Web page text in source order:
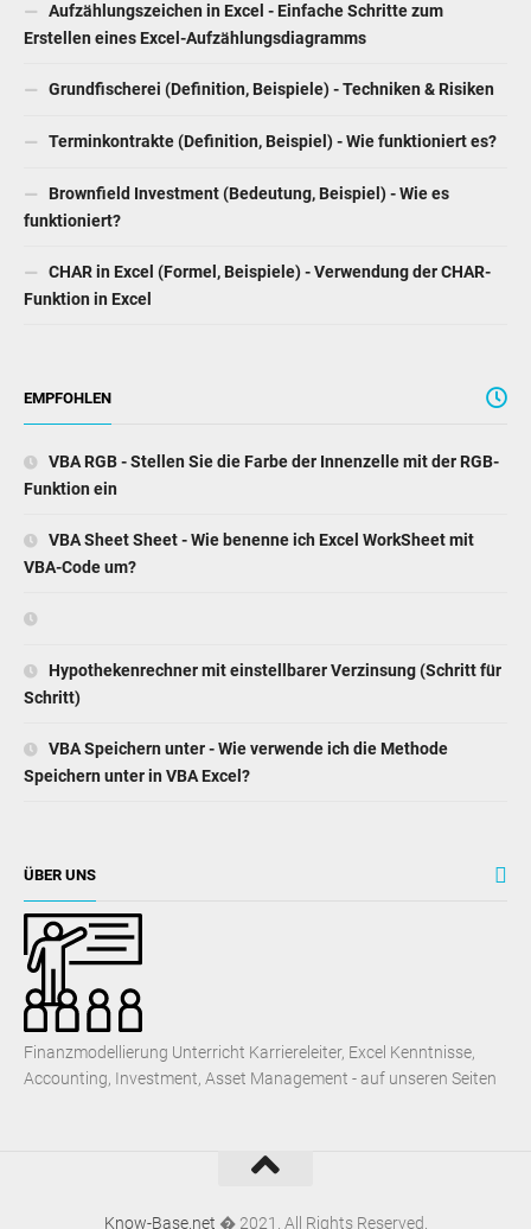
Aufzählungszeichen in Excel - Einfache Schritte zum
Erstellen eines Excel-Aufzählungsdiagramms
Grundfischerei (Definition, Beispiele) - Techniken & Risiken
Terminkontrakte (Definition, Beispiel) - Wie funktioniert es?
Brownfield Investment (Bedeutung, Beispiel) - Wie es
funktioniert?
CHAR in Excel (Formel, Beispiele) - Verwendung der CHAR-
Funktion in Excel
EMPFOHLEN
VBA RGB - Stellen Sie die Farbe der Innenzelle mit der RGB-
Funktion ein
VBA Sheet Sheet - Wie benenne ich Excel WorkSheet mit
VBA-Code um?
Hypothekenrechner mit einstellbarer Verzinsung (Schritt für
Schritt)
VBA Speichern unter - Wie verwende ich die Methode
Speichern unter in VBA Excel?
ÜBER UNS
Finanzmodellierung Unterricht Karriereleiter, Excel Kenntnisse,
Accounting, Investment, Asset Management - auf unseren Seiten
Know-Base.net � 2021. All Rights Reserved.